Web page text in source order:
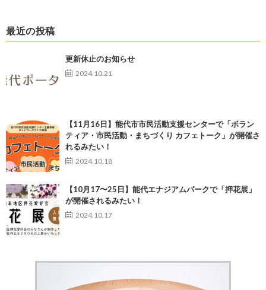
最近の投稿
更新休止のお知らせ
2024.10.21
【11月16日】能代市市民活動支援センターで「ボラン
ティア・市民活動・まちづくり カフェトーク」が開催さ
れるみたい！
2024.10.18
【10月17〜25日】能代エナジアムパークで「押花展」
が開催されるみたい！
2024.10.17